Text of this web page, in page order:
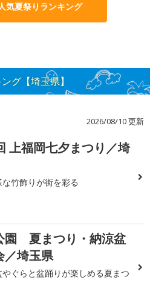
気夏祭りランキング
グ【埼玉県】
2026/08/10 更新
上福岡七夕まつり／埼
竹飾りが街を彩る
園 夏まつり・納涼盆
／埼玉県
ぐらと盆踊りが楽しめる夏まつ